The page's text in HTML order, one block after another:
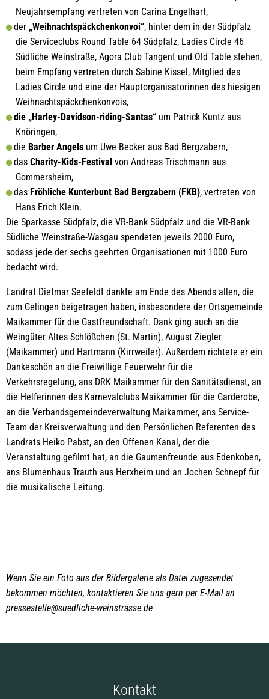
Neujahrsempfang vertreten von Carina Engelhart,
der „Weihnachtspäckchenkonvoi“, hinter dem in der Südpfalz
die Serviceclubs Round Table 64 Südpfalz, Ladies Circle 46
Südliche Weinstraße, Agora Club Tangent und Old Table stehen,
beim Empfang vertreten durch Sabine Kissel, Mitglied des
Ladies Circle und eine der Hauptorganisatorinnen des hiesigen
Weihnachtspäckchenkonvois,
die „Harley-Davidson-riding-Santas“ um Patrick Kuntz aus
Knöringen,
die Barber Angels um Uwe Becker aus Bad Bergzabern,
dasCharity-Kids-Festival von Andreas Trischmann aus
Gommersheim,
das Fröhliche Kunterbunt Bad Bergzabern (FKB), vertreten von
Hans Erich Klein.
Die Sparkasse Südpfalz, die VR-Bank Südpfalz und die VR-Bank
Südliche Weinstraße-Wasgau spendeten jeweils 2000 Euro,
sodass jede der sechs geehrten Organisationen mit 1000 Euro
bedacht wird.
Landrat Dietmar Seefeldt dankte am Ende des Abends allen, die
zum Gelingen beigetragen haben, insbesondere der Ortsgemeinde
Maikammer für die Gastfreundschaft. Dank ging auch an die
Weingüter Altes Schlößchen (St. Martin), August Ziegler
(Maikammer) und Hartmann (Kirrweiler). Außerdem richtete er ein
Dankeschön an die Freiwillige Feuerwehr für die
Verkehrsregelung, ans DRK Maikammer für den Sanitätsdienst, an
die Helferinnen des Karnevalclubs Maikammer für die Garderobe,
an die Verbandsgemeindeverwaltung Maikammer, ans Service-
Team der Kreisverwaltung und den Persönlichen Referenten des
Landrats Heiko Pabst, an den Offenen Kanal, der die
Veranstaltung gefilmt hat, an die Gaumenfreunde aus Edenkoben,
ans Blumenhaus Trauth aus Herxheim und an Jochen Schnepf für
die musikalische Leitung.
Wenn Sie ein Foto aus der Bildergalerie als Datei zugesendet
bekommen möchten, kontaktieren Sie uns gern per E-Mail an
pressestelle@suedliche-weinstrasse.de
Kontakt